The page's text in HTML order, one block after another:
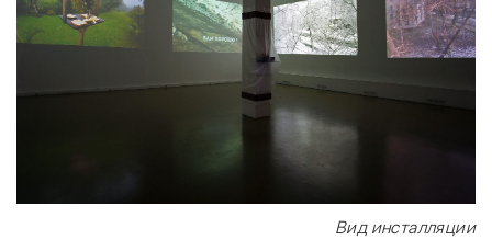
Вид инсталляции